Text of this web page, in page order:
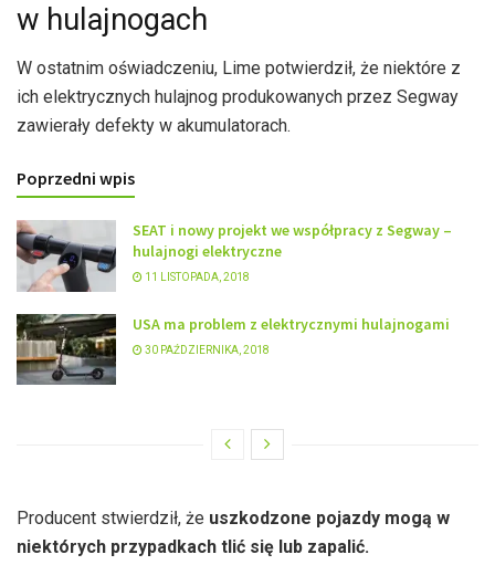
w hulajnogach
W ostatnim oświadczeniu, Lime potwierdził, że niektóre z
ich elektrycznych hulajnog produkowanych przez Segway
zawierały defekty w akumulatorach.
Poprzedni wpis
SEAT i nowy projekt we współpracy z Segway –
hulajnogi elektryczne
11 LISTOPADA, 2018
USA ma problem z elektrycznymi hulajnogami
30 PAŹDZIERNIKA, 2018
Producent stwierdził, że uszkodzone pojazdy mogą w
niektórych przypadkach tlić się lub zapalić.